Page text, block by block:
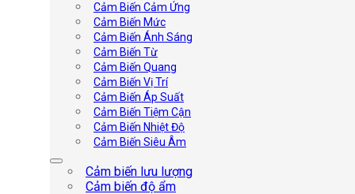
Cảm Biến Cảm Ứng
Cảm Biến Mức
Cảm Biến Ánh Sáng
Cảm Biến Từ
Cảm Biến Quang
Cảm Biến Vị Trí
Cảm Biến Áp Suất
Cảm Biến Tiệm Cận
Cảm Biến Nhiệt Độ
Cảm Biến Siêu Âm
Cảm biến lưu lượng
Cảm biến độ ẩm